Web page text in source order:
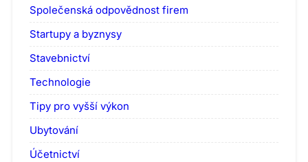
Společenská odpovědnost firem
Startupy a byznysy
Stavebnictví
Technologie
Tipy pro vyšší výkon
Ubytování
Účetnictví